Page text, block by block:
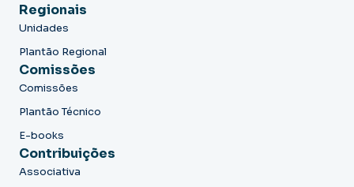
Regionais
Unidades
Plantão Regional
Comissões
Comissões
Plantão Técnico
E-books
Contribuições
Associativa